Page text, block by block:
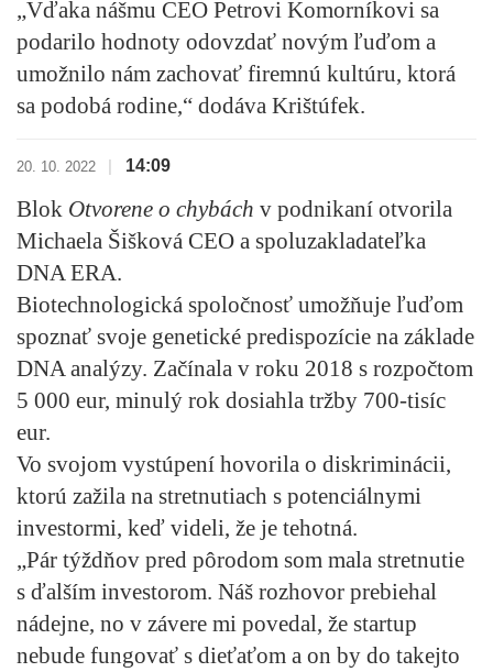
„Vďaka nášmu CEO Petrovi Komorníkovi sa
podarilo hodnoty odovzdať novým ľuďom a
umožnilo nám zachovať firemnú kultúru, ktorá
sa podobá rodine,“ dodáva Krištúfek.
20. 10. 2022 14:09
Blok Otvorene o chybách v podnikaní otvorila
Michaela Šišková CEO a spoluzakladateľka
DNA ERA.
Biotechnologická spoločnosť umožňuje ľuďom
spoznať svoje genetické predispozície na základe
DNA analýzy. Začínala v roku 2018 s rozpočtom
5 000 eur, minulý rok dosiahla tržby 700-tisíc
eur.
Vo svojom vystúpení hovorila o diskriminácii,
ktorú zažila na stretnutiach s potenciálnymi
investormi, keď videli, že je tehotná.
„Pár týždňov pred pôrodom som mala stretnutie
s ďalším investorom. Náš rozhovor prebiehal
nádejne, no v závere mi povedal, že startup
nebude fungovať s dieťaťom a on by do takejto